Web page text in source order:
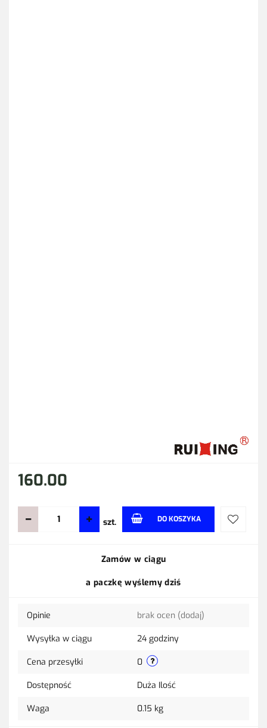
160.00
szt. DO KOSZYKA
Zamów w ciągu
a paczkę wyślemy dziś
Opinie brak ocen (dodaj)
Wysyłka w ciągu 24 godziny
Cena przesyłki 0
Dostępność Duża Ilość
Waga 0.15 kg